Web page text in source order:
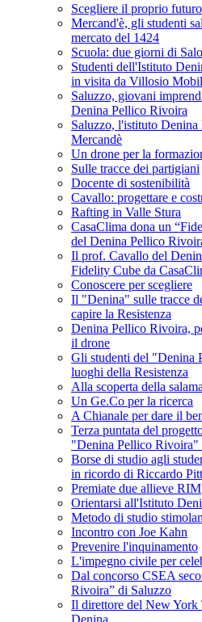
Scegliere il proprio
Mercand'è, gli studenti
mercato del 1424
Scuola: due giorni di
Studenti dell'Istituto
in visita da Villosio
Saluzzo, giovani
Denina Pellico Rivoira
Saluzzo, l'istituto
Mercandè
Un drone per la
Sulle tracce dei partigiani
Docente di sostenibilità
Cavallo: progettare e
Rafting in Valle Stura
CasaClima dona un
del Denina Pellico
Il prof. Cavallo del
Fidelity Cube da
Conoscere per scegliere
Il "Denina" sulle tracce
capire la Resistenza
Denina Pellico Rivoira,
il drone
Gli studenti del "Denina
luoghi della Resistenza
Alla scoperta della
Un Ge.Co per la ricerca
A Chianale per dare il
Terza puntata del
"Denina Pellico Rivoira"
Borse di studio agli
in ricordo di Riccardo
Premiate due allieve RIM
Orientarsi all'Istituto
Metodo di studio
Incontro con Joe Kahn
Prevenire l'inquinamento
L'impegno civile per
Dal concorso CSEA
Rivoira” di Saluzzo
Il direttore del New